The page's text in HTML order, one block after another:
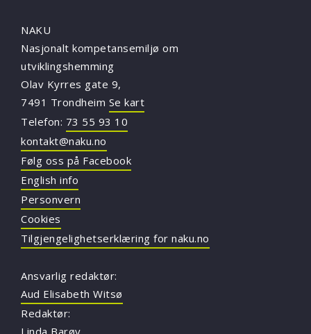
NAKU
Nasjonalt kompetansemiljø om
utviklingshemming
Olav Kyrres gate 9,
7491 Trondheim Se kart
Telefon: 73 55 93 10
kontakt@naku.no
Følg oss på Facebook
English info
Personvern
Cookies
Tilgjengelighetserklæring for naku.no
Ansvarlig redaktør:
Aud Elisabeth Witsø
Redaktør:
Linda Barøy